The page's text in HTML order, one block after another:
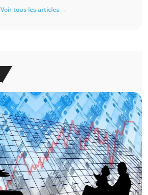
Voir tous les articles →